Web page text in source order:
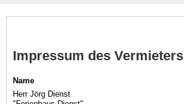
Impressum des Vermieters
Name
Herr Jörg Dienst